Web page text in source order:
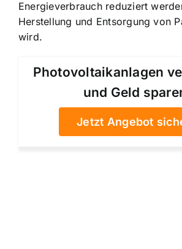
Energieverbrauch reduziert
Herstellung und Entsorgung von
wird.
Photovoltaikanlagen
und Geld
Jetzt Angebot